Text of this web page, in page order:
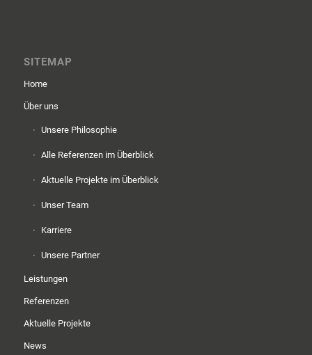
SITEMAP
Home
Über uns
Unsere Philosophie
Alle Referenzen im Überblick
Aktuelle Projekte im Überblick
Unser Team
Karriere
Unsere Partner
Leistungen
Referenzen
Aktuelle Projekte
News